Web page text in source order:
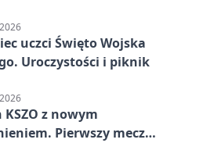
uczci Święto Wojska
Uroczystości i piknik
z nowym
Pierwszy mecz